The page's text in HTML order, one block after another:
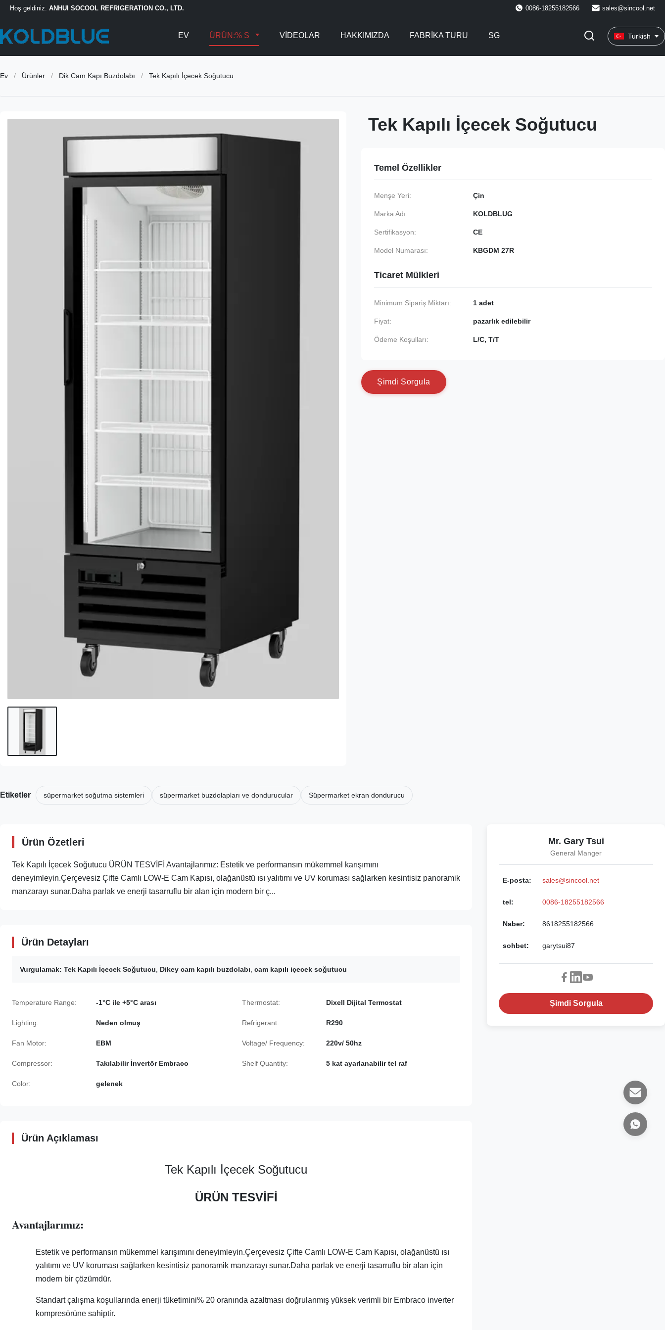
Hoş geldiniz. ANHUI SOCOOL REFRIGERATION CO., LTD. 0086-18255182566 sales@sincool.net
EV ÜRÜN:% S VİDEOLAR HAKKIMIZDA FABRIKA TURU SG Turkish
Ev / Ürünler / Dik Cam Kapı Buzdolabı / Tek Kapılı İçecek Soğutucu
Tek Kapılı İçecek Soğutucu
Temel Özellikler
Menşe Yeri: Çin
Marka Adı: KOLDBLUG
Sertifikasyon: CE
Model Numarası: KBGDM 27R
Ticaret Mülkleri
Minimum Sipariş Miktarı: 1 adet
Fiyat: pazarlık edilebilir
Ödeme Koşulları: L/C, T/T
Şimdi Sorgu a
Etiketler süpermarket soğutma sistemleri süpermarket buzdolapları ve dondurucular Süpermarket ekran dondurucu
Ürün Özetleri
Tek Kapılı İçecek Soğutucu ÜRÜN TESVİFİ Avantajlarımız: Estetik ve performansın mükemmel karışımını
deneyimleyin.Çerçevesiz Çifte Camlı LOW-E Cam Kapısı, olağanüstü ısı yalıtımı ve UV koruması sağlarken kesintisiz panoramik
manzarayı sunar.Daha parlak ve enerji tasarruflu bir alan için modern bir ç...
Ürün Detayları
Vurgulamak: Tek Kapılı İçecek Soğutucu Dikey cam kapılı buzdolabı cam kapılı içecek soğutucu
Temperature Range: -1°C ile +5°C arası Thermostat: Dixell Dijital Termostat
Lighting: Neden olmuş Refrigerant: R290
Fan Motor: EBM Voltage/ Frequency: 220v/ 50hz
Compressor: Takılabilir İnvertör Embraco Shelf Quantity: 5 kat ayarlanabilir tel raf
Color: gelenek
Ürün Açıklaması
Tek Kapılı İçecek Soğutucu
ÜRÜN TESVİFİ
Avantajlarımız:
Estetik ve performansın mükemmel karışımını deneyimleyin.Çerçevesiz Çifte Camlı LOW-E Cam Kapısı, olağanüstü ısı
yalıtımı ve UV koruması sağlarken kesintisiz panoramik manzarayı sunar.Daha parlak ve enerji tasarruflu bir alan için
modern bir çözümdür.
Standart çalışma koşullarında enerji tüketimini% 20 oranında azaltması doğrulanmış yüksek verimli bir Embraco inverter
kompresörüne sahiptir.
Mr. Gary Tsui
General Manger
E-posta: sales@sincool.net
tel: 0086-18255182566
Naber: 8618255182566
sohbet: garytsui87
Şimdi Sorgula